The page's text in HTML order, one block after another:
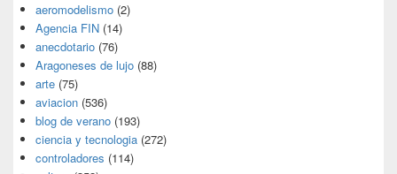
aeromodelismo (2)
Agencia FIN (14)
anecdotario (76)
Aragoneses de lujo (88)
arte (75)
aviacion (536)
blog de verano (193)
ciencia y tecnologia (272)
controladores (114)